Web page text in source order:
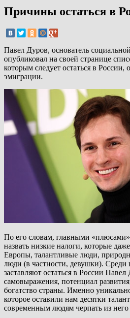
Причины остаться в
Павел Дуров, основатель
опубликовал на своей странице
которым следует остаться в России,
эмиграции.
По его словам, главными
назвать низкие налоги, которые
Европы, талантливые люди,
люди (в частности, девушки). Среди
заставляют остаться в России
самовыражения, потенциал
богатство страны. Именно
которое оставили нам десятки
современным людям черпать из него